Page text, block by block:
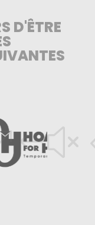
D'ÊTRE